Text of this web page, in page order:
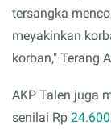
tersangka
meyakinkan
korban," Terang
AKP Talen juga
senilai Rp